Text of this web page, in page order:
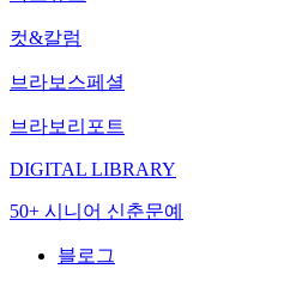
컷&칼럼
브라보스페셜
브라보리포트
DIGITAL LIBRARY
50+ 시니어 신춘문예
블로그